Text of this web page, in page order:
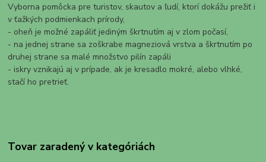
Vyborna pomôcka pre turistov, skautov a ľudí, ktorí dokážu prežiť i
v ťažkých podmienkach prírody,
- oheň je možné zapáliť jediným škrtnutím aj v zlom počasí,
- na jednej strane sa zoškrabe magneziová vrstva a škrtnutím po
druhej strane sa malé množstvo pilín zapáli
- iskry vznikajú aj v prípade, ak je kresadlo mokré, alebo vlhké,
stačí ho pretrieť.
Tovar zaradený v kategóriách